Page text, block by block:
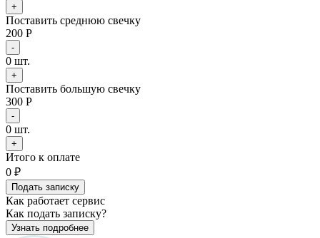
+
Поставить среднюю свечку
200 Р
-
0 шт.
+
Поставить большую свечку
300 Р
-
0 шт.
+
Итого к оплате
0 ₽
Подать записку
Как работает сервис
Как подать записку?
Узнать подробнее